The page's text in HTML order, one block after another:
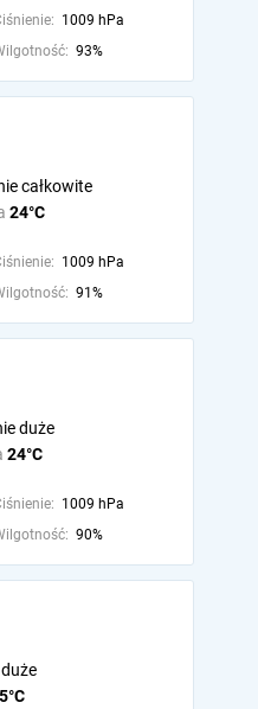
1009 hPa
93%
24°C
całkowite
1009 hPa
91%
24°C
duże
1009 hPa
90%